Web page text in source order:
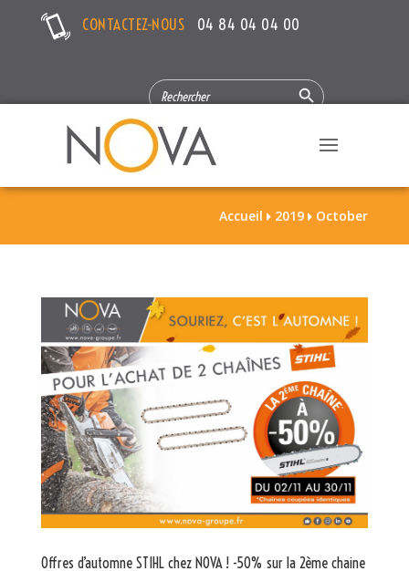
CONTACTEZ-NOUS 04 84 04 04 00
SEARCH
FOR:
Search Button
Accueil  2019  October
Offres d’automne STIHL chez NOVA ! -50% sur la 2ème chaine